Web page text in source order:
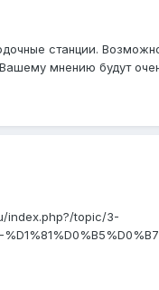
станции.
мнению будут
index.php?/topic/3-